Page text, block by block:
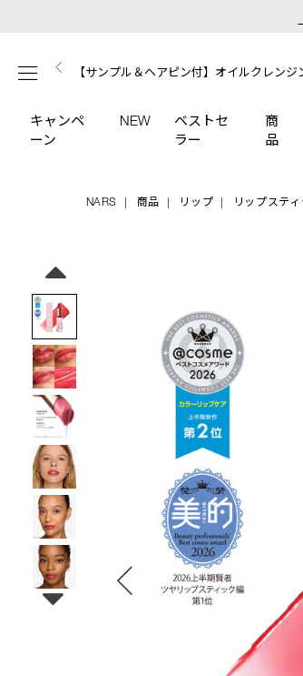
contentメニュー
【ミニパフプレゼント】新リキッドブラッ
レゼント
【はじめての購入はこちらから】新リキッ
ターターキット
【サンプル＆ヘアピン付】オイルクレンジ
【ギフトショッパープレゼント】カラーア
へのプレゼントに
【ポーチ＆ブラッシュプレゼント】
キャンペ
ーン
NEW
ベストセ
ラー
商
品
NARS 商品 リップ リップステ
/afterglow-
balm-
259/4535683284776.html
4535683284776